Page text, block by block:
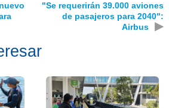
"Se requerirán 39.000 aviones
de pasajeros para 2040":
Airbus
▶